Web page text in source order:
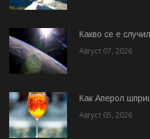
Какво се е
Август 07, 2026
Как Аперол
Август 05, 2026